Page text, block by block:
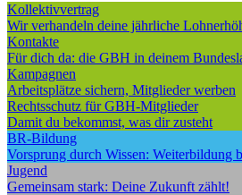
Kollektivvertrag
Wir verhandeln deine jährliche
Kontakte
Für dich da: die GBH in deinem
Kampagnen
Arbeitsplätze sichern, Mitglieder werben
Rechtsschutz für GBH-Mitglieder
Damit du bekommst, was dir zusteht
BR-Bildung
Vorsprung durch Wissen: Weiterbildung
Jugend
Gemeinsam stark: Deine Zukunft zählt!